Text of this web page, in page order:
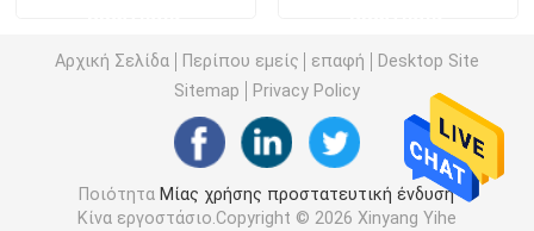
μίας χρήσης μάσκα προσώπου 3 πτυχών
Μίας χρήσης παλτό εργαστηρίων
Μίας χρήσης εσθήτες κιμονό
Αρχική Σελίδα Περίπου εμείς επαφή
Desktop Site
Sitemap
Privacy Policy
Ποιότητα Μίας χρήσης προστατευτική ένδυση
Κίνα εργοστάσιο.Copyright © 2026 Xinyang Yihe